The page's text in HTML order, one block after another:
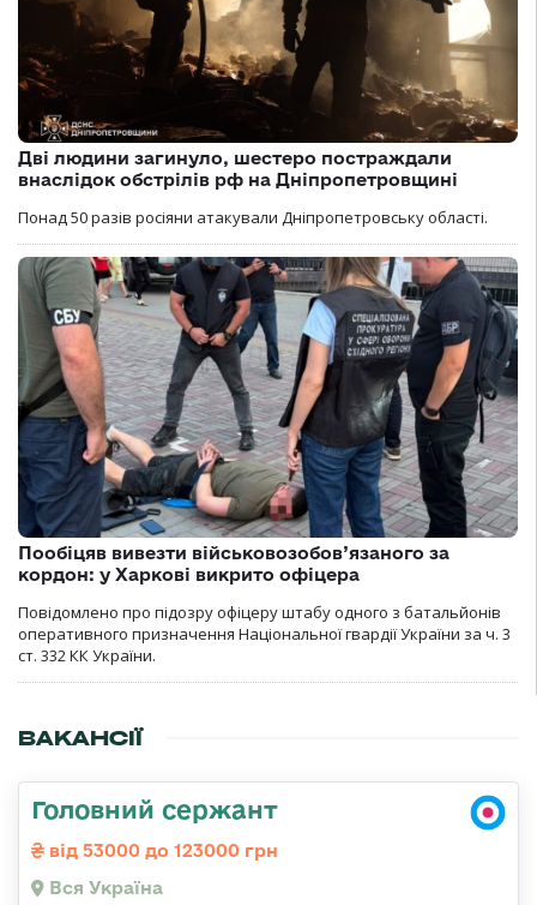
Дві людини загинуло, шестеро постраждали
внаслідок обстрілів рф на Дніпропетровщині
Понад 50 разів росіяни атакували Дніпропетровську області.
Пообіцяв вивезти військовозобов’язаного за
кордон: у Харкові викрито офіцера
Повідомлено про підозру офіцеру штабу одного з батальйонів
оперативного призначення Національної гвардії України за ч. 3
ст. 332 КК України.
ВАКАНСІЇ
Головний сержант
від 53000 до 123000 грн
Вся Україна